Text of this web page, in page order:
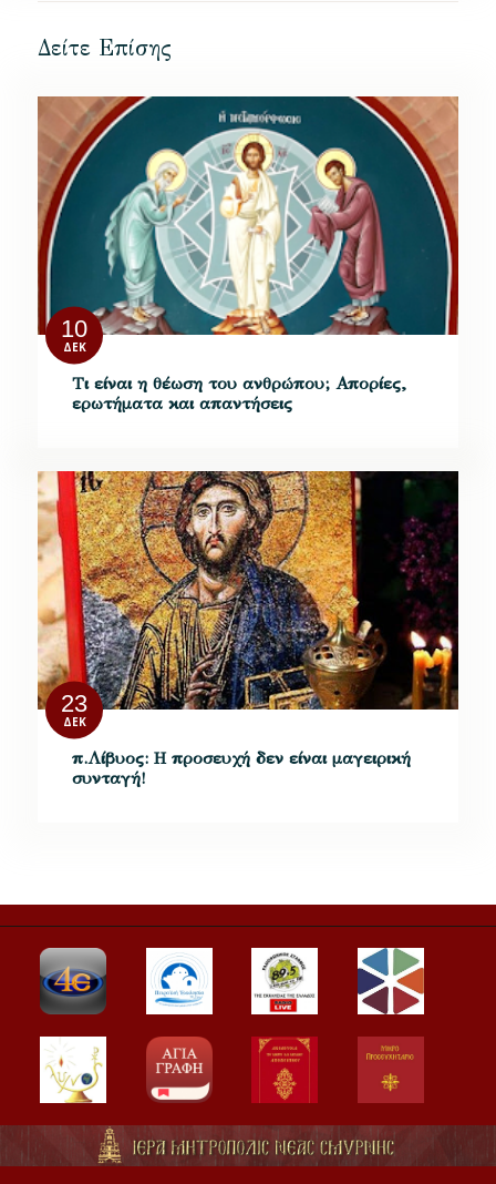
Δείτε Επίσης
10
ΔΕΚ
Τι είναι η θέωση του ανθρώπου; Απορίες,
ερωτήματα και απαντήσεις
23
ΔΕΚ
π.Λίβυος: Η προσευχή δεν είναι μαγειρική
συνταγή!